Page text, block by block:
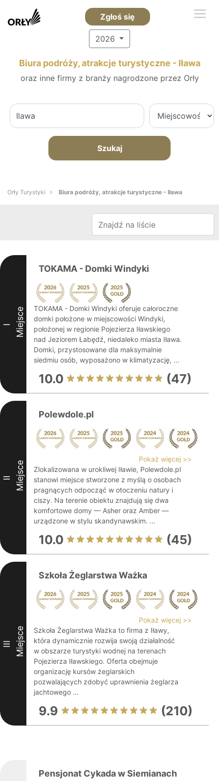
Zgłoś się
2026
Biura podróży, atrakcje turystyczne - Iława
oraz inne firmy z branży nagrodzone przez Orły
Szukaj
Orły Turystyki Biura podróży, atrakcje turystyczne - Iława
I Miejsce
TOKAMA - Domki Windyki
TOKAMA - Domki Windyki oferuje całoroczne
domki położone w miejscowości Windyki,
położonej w regionie Pojezierza Iławskiego
nad Jeziorem Łabędź, niedaleko miasta Iława.
Domki, przystosowane dla maksymalnie
siedmiu osób, wyposażono w klimatyzację, ...
10.0 (47)
II Miejsce
Polewdole.pl
Pokaż więcej >>
Zlokalizowana w urokliwej Iławie, Polewdole.pl
stanowi miejsce stworzone z myślą o osobach
pragnących odpocząć w otoczeniu natury i
ciszy. Na terenie obiektu znajdują się dwa
komfortowe domy — Asher oraz Amber —
urządzone w stylu skandynawskim. ...
10.0 (45)
III Miejsce
Szkoła Żeglarstwa Ważka
Pokaż więcej >>
Szkoła Żeglarstwa Ważka to firma z Iławy,
która dynamicznie rozwija swoją działalność
w obszarze turystyki wodnej na terenach
Pojezierza Iławskiego. Oferta obejmuje
organizację kursów żeglarskich
pozwalających zdobyć uprawnienia żeglarza
jachtowego ...
9.9 (210)
Pensjonat Cykada w Siemianach